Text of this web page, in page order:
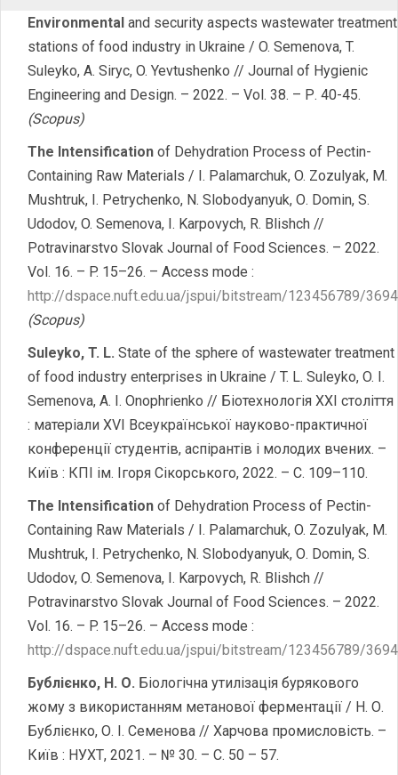
Environmental and security aspects wastewater treatment
stations of food industry in Ukraine / O. Semenova, T.
Suleyko, A. Siryc, O. Yevtushenko // Journal of Hygienic
Engineering and Design. – 2022. – Vol. 38. – Р. 40-45.
(Scopus)
The Intensification of Dehydration Process of Pectin-
Containing Raw Materials / I. Palamarchuk, O. Zozulyak, M.
Mushtruk, I. Petrychenko, N. Slobodyanyuk, О. Domin, S.
Udodov, O. Semenova, I. Karpovych, R. Blishch //
Potravinarstvo Slovak Journal of Food Sciences. – 2022.
Vol. 16. – P. 15–26. – Access mode :
http://dspace.nuft.edu.ua/jspui/bitstream/123456789/
(Scopus)
Suleyko, T. L. State of the sphere of wastewater treatment
of food industry enterprises in Ukraine / T. L. Suleyko, O. I.
Semenova, A. I. Onophrienko // Біотехнологія ХХІ століття
: матеріали ХVІ Всеукраїнської науково-практичної
конференції студентів, аспірантів і молодих вчених. –
Київ : КПІ ім. Ігоря Сікорського, 2022. – С. 109–110.
The Intensification of Dehydration Process of Pectin-
Containing Raw Materials / I. Palamarchuk, O. Zozulyak, M.
Mushtruk, I. Petrychenko, N. Slobodyanyuk, О. Domin, S.
Udodov, O. Semenova, I. Karpovych, R. Blishch //
Potravinarstvo Slovak Journal of Food Sciences. – 2022.
Vol. 16. – P. 15–26. – Access mode :
http://dspace.nuft.edu.ua/jspui/bitstream/123456789/
Бублієнко, Н. О. Біологічна утилізація бурякового
жому з використанням метанової ферментації / Н. О.
Бублієнко, О. І. Семенова // Харчова промисловість. –
Київ : НУХТ, 2021. – № 30. – С. 50 – 57.